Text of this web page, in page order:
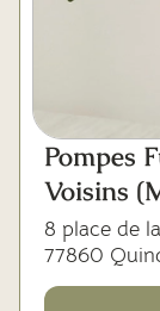
Pompes
Voisins
8 place de
77860